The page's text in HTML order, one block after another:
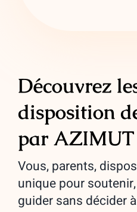
Découvrez
disposition
par AZIMUT
Vous, parents,
unique pour
guider sans décider